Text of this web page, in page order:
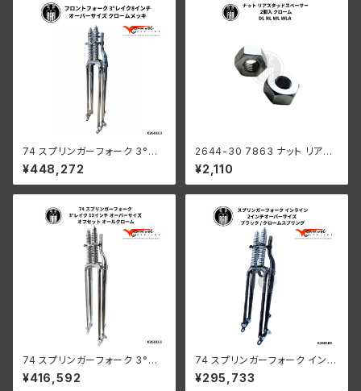
74 スプリンガーフォーク 3°レ
イク 8インチ オーバーサイズ ロ
ングフォーク オールクロームメ
ッキ ハーレーダビッドソン
¥448,272
2644-30 7863 ナット リアス
タッドスペーサー 2個入 ハーレ
ーダビッドソン DL RL WL WL
A クロームメッキ
¥2,110
74 スプリンガーフォーク 3°レ
イク 12インチ OS オフセット オ
ールクローム ハーレー
¥416,592
74 スプリンガーフォーク インラ
イン 2インチ OS 1936-45年 E
L UL 黒/クロームスプリング
¥295,733